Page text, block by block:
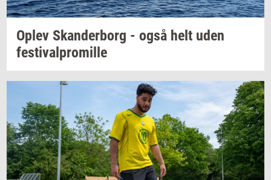
Oplev Skan­der­borg - også helt uden
festi­val­pro­mil­le